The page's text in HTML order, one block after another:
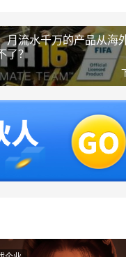
月流水千万的产品从海
了？